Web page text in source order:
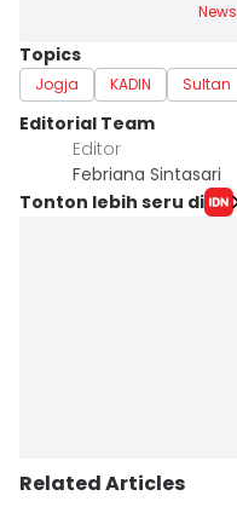
News
Topics
Jogja KADIN Sultan
Editorial Team
Editor
Febriana Sintasari
Tonton lebih seru di
Related Articles